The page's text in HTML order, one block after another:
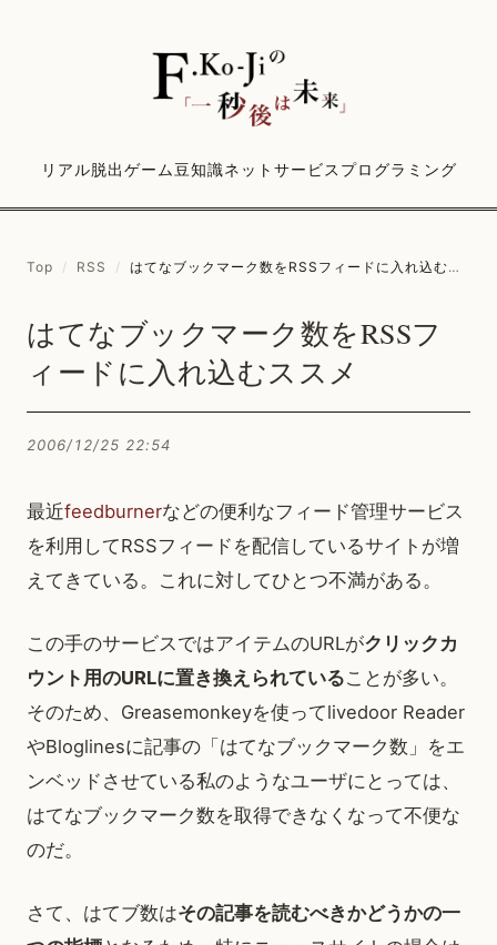
リアル脱出ゲーム豆知識ネットサービス プログラミング
Top / RSS / はてなブックマーク数をRSSフィードに入れ込むススメ
はてなブックマーク数をRSSフ
ィードに入れ込むススメ
2006/12/25 22:54
最近feedburnerなどの便利なフィード管理サービス
を利用してRSSフィードを配信しているサイトが増
えてきている。これに対してひとつ不満がある。
この手のサービスではアイテムのURLがクリックカ
ウント用のURLに置き換えられていることが多い。
そのため、Greasemonkeyを使ってlivedoor Reader
やBloglinesに記事の「はてなブックマーク数」をエ
ンベッドさせている私のようなユーザにとっては、
はてなブックマーク数を取得できなくなって不便な
のだ。
さて、はてブ数はその記事を読むべきかどうかの一